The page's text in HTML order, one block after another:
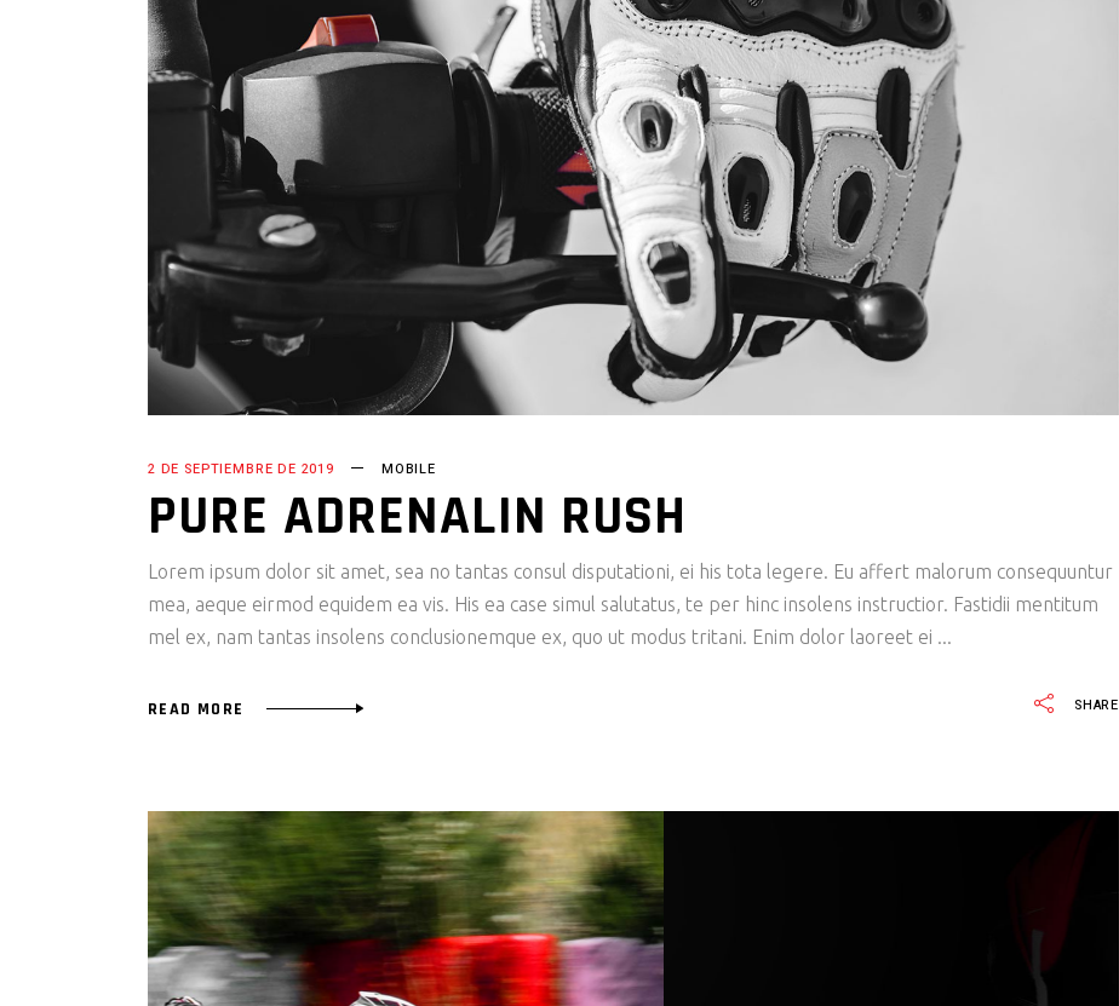
2 DE SEPTIEMBRE DE 2019 MOBILE
PURE ADRENALIN RUSH
Lorem ipsum dolor sit amet, sea no tantas consul disputationi, ei his tota legere. Eu affert malorum consequuntur
mea, aeque eirmod equidem ea vis. His ea case simul salutatus, te per hinc insolens instructior. Fastidii mentitum
mel ex, nam tantas insolens conclusionemque ex, quo ut modus tritani. Enim dolor laoreet ei
READ MORE SHARE